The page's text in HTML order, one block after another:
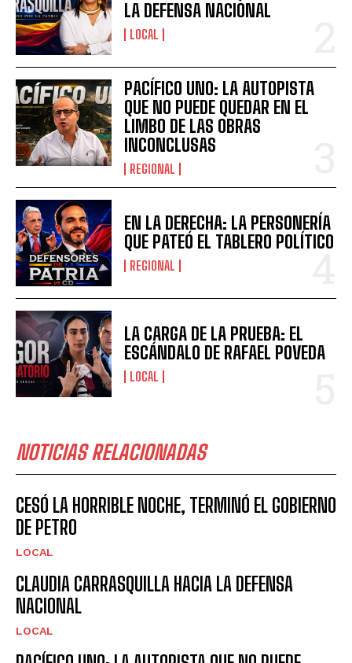
LA DEFENSA NACIONAL
LOCAL
PACÍFICO UNO: LA AUTOPISTA
QUE NO PUEDE QUEDAR EN EL
LIMBO DE LAS OBRAS
INCONCLUSAS
REGIONAL
EN LA DERECHA: LA PERSONERÍA
QUE PATEÓ EL TABLERO POLÍTICO
REGIONAL
LA CARGA DE LA PRUEBA: EL
ESCÁNDALO DE RAFAEL POVEDA
LOCAL
NOTICIAS RELACIONADAS
CESÓ LA HORRIBLE NOCHE, TERMINÓ EL GOBIERNO
DE PETRO
LOCAL
CLAUDIA CARRASQUILLA HACIA LA DEFENSA
NACIONAL
LOCAL